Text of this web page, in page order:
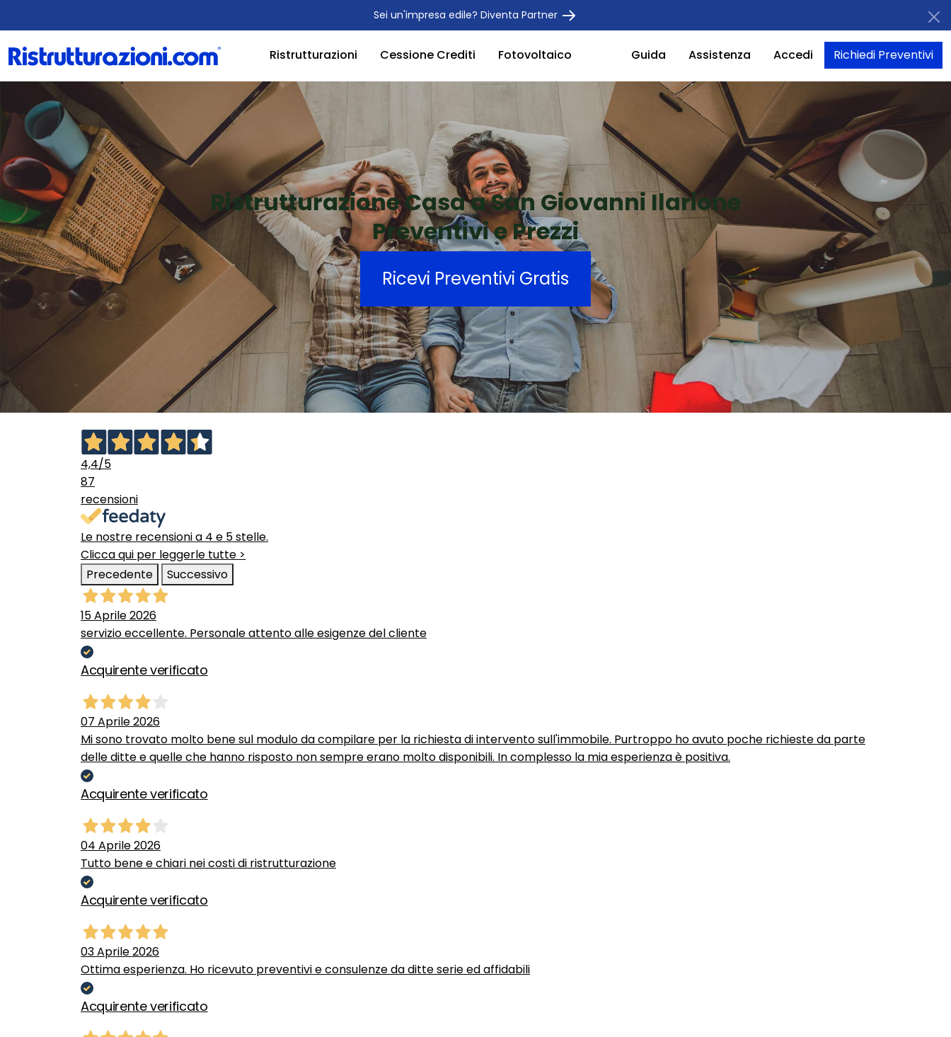
Sei un'impresa edile? Diventa Partner
Ristrutturazioni Cessione Crediti Fotovoltaico Guida Assistenza Accedi Richiedi Preventivi
Ristrutturazione Casa a San Giovanni Ilarione
Preventivi e Prezzi
Ricevi Preventivi Gratis
4,4/5
87
recensioni
Le nostre recensioni a 4 e 5 stelle.
Clicca qui per leggerle tutte >
Precedente
Successivo
15 Aprile 2026
servizio eccellente. Personale attento alle esigenze del cliente
Acquirente verificato
07 Aprile 2026
Mi sono trovato molto bene sul modulo da compilare per la richiesta di intervento sull'immobile. Purtroppo ho avuto poche richieste da parte
delle ditte e quelle che hanno risposto non sempre erano molto disponibili. In complesso la mia esperienza è positiva.
Acquirente verificato
04 Aprile 2026
Tutto bene e chiari nei costi di ristrutturazione
Acquirente verificato
03 Aprile 2026
Ottima esperienza. Ho ricevuto preventivi e consulenze da ditte serie ed affidabili
Acquirente verificato